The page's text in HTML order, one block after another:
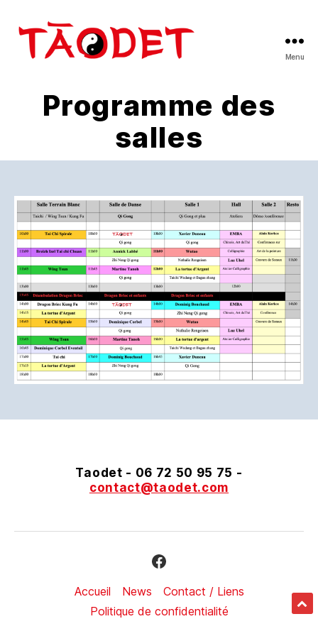
Menu
Programme des
salles
Taodet - 06 72 50 95 75 -
contact@taodet.com
Accueil News
Contact / Liens
Politique de confidentialité
Facebook